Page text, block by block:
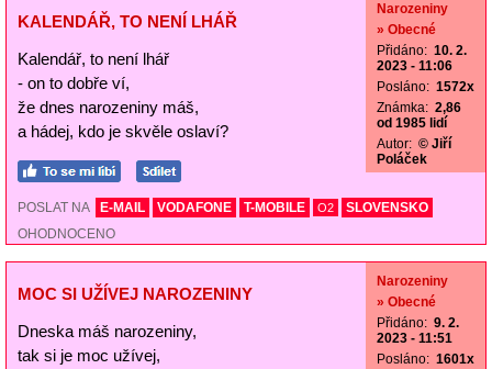
KALENDÁŘ, TO NENÍ LHÁŘ
Kalendář, to není lhář
- on to dobře ví,
že dnes narozeniny máš,
a hádej, kdo je skvěle oslaví?
Narozeniny
» Obecné
Přidáno: 10. 2.
2023 - 11:06
Posláno: 1572x
Známka: 2,86
od 1985 lidí
Autor: © Jiří
Poláček
POSLAT NA E-MAIL VODAFONE T-MOBILE O2
SLOVENSKO
OHODNOCENO
MOC SI UŽÍVEJ NAROZENINY
Dneska máš narozeniny,
tak si je moc užívej,
Narozeniny
» Obecné
Přidáno: 9. 2.
2023 - 11:51
Posláno: 1601x